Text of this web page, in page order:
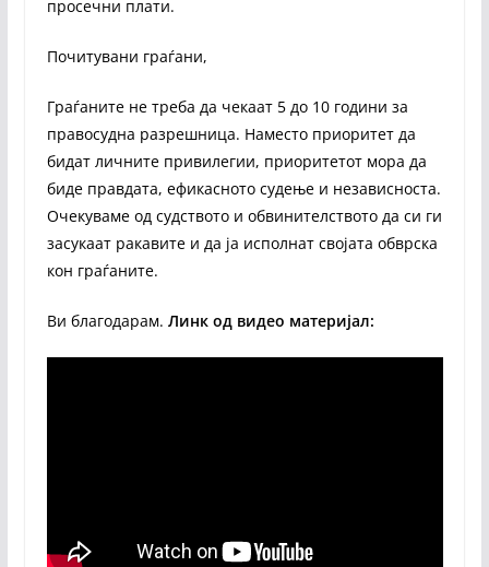
просечни плати.
Почитувани граѓани,
Граѓаните не треба да чекаат 5 до 10 години за
правосудна разрешница. Наместо приоритет да
бидат личните привилегии, приоритетот мора да
биде правдата, ефикасното судење и независноста.
Очекуваме од судството и обвинителството да си ги
засукаат ракавите и да ја исполнат својата обврска
кон граѓаните.
Ви благодарам. Линк од видео материјал: